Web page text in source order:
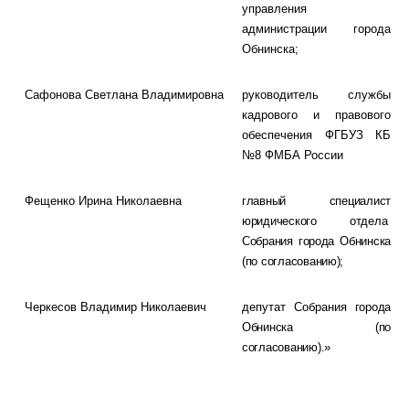
управления
администрации города
Обнинска;
Сафонова Светлана Владимировна
руководитель службы
кадрового и правового
обеспечения ФГБУЗ КБ
№8 ФМБА России
Фещенко Ирина Николаевна
главный специалист
юридического отдела
Собрания города Обнинска
(по согласованию);
Черкесов Владимир Николаевич депутат Собраниягорода
Обнинска (по
согласованию).»